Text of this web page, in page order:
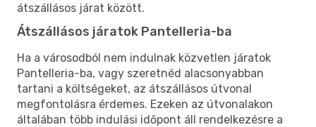
átszállásos járat között.
Átszállásos járatok Pantelleria-ba
Ha a városodból nem indulnak közvetlen járatok
Pantelleria-ba, vagy szeretnéd alacsonyabban
tartani a költségeket, az átszállásos útvonal
megfontolásra érdemes. Ezeken az útvonalakon
általában több indulási időpont áll rendelkezésre a